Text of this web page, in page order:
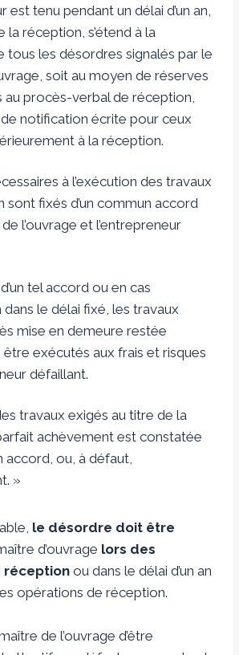
est tenu pendant un délai d’un an,
la réception, s’étend à la
tous les désordres signalés par le
soit au moyen de réserves
au procès-verbal de réception,
notification écrite pour ceux
à la réception.
à l’exécution des travaux
sont fixés d’un commun accord
l’ouvrage et l’entrepreneur
tel accord ou en cas
dans le délai fixé, les travaux
mise en demeure restée
exécutés aux frais et risques
défaillant.
travaux exigés au titre de la
achèvement est constatée
accord, ou, à défaut,
»
le désordre doit être
d’ouvrage lors des
réception ou dans le délai d’un an
opérations de réception.
de l’ouvrage d’être